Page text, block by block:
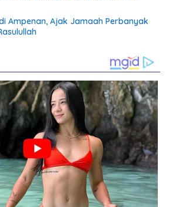
Ampenan, Ajak Jamaah Perbanyak